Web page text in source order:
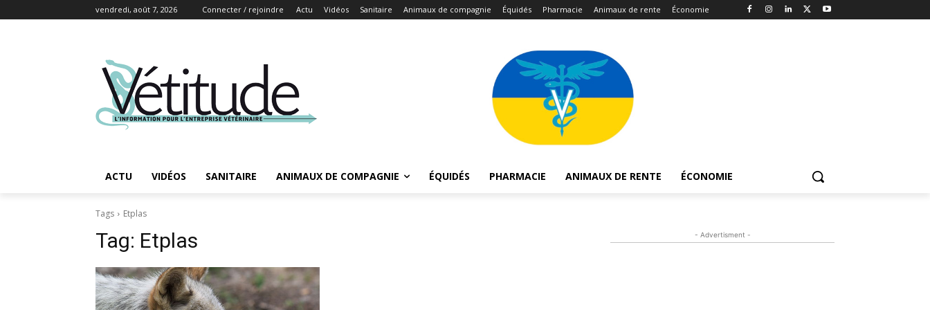
vendredi, août 7, 2026 Connecter / rejoindre Actu Vidéos Sanitaire Animaux de compagnie Équidés Pharmacie Animaux de rente Économie
ACTU VIDÉOS SANITAIRE ANIMAUX DE COMPAGNIE ÉQUIDÉS PHARMACIE ANIMAUX DE RENTE ÉCONOMIE
Tags Etplas
Tag: Etplas - Advertisment -